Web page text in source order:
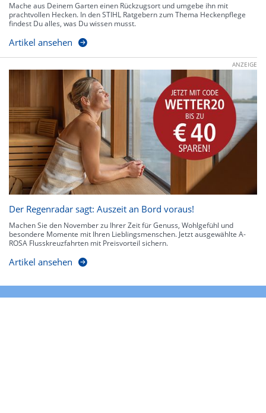
Mache aus Deinem Garten einen Rückzugsort und umgebe ihn mit
prachtvollen Hecken. In den STIHL Ratgebern zum Thema Heckenpflege
findest Du alles, was Du wissen musst.
Artikel ansehen
ANZEIGE
Der Regenradar sagt: Auszeit an Bord voraus!
Machen Sie den November zu Ihrer Zeit für Genuss, Wohlgefühl und
besondere Momente mit Ihren Lieblingsmenschen. Jetzt ausgewählte A-
ROSA Flusskreuzfahrten mit Preisvorteil sichern.
Artikel ansehen